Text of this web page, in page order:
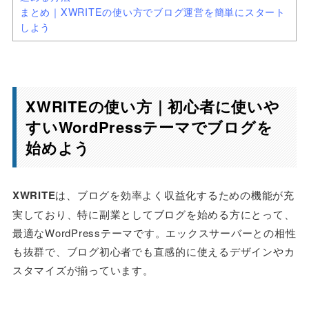
まとめ｜XWRITEの使い方でブログ運営を簡単にスタート
しよう
XWRITEの使い方｜初心者に使いや
すいWordPressテーマでブログを
始めよう
XWRITEは、ブログを効率よく収益化するための機能が充
実しており、特に副業としてブログを始める方にとって、
最適なWordPressテーマです。エックスサーバーとの相性
も抜群で、ブログ初心者でも直感的に使えるデザインやカ
スタマイズが揃っています。